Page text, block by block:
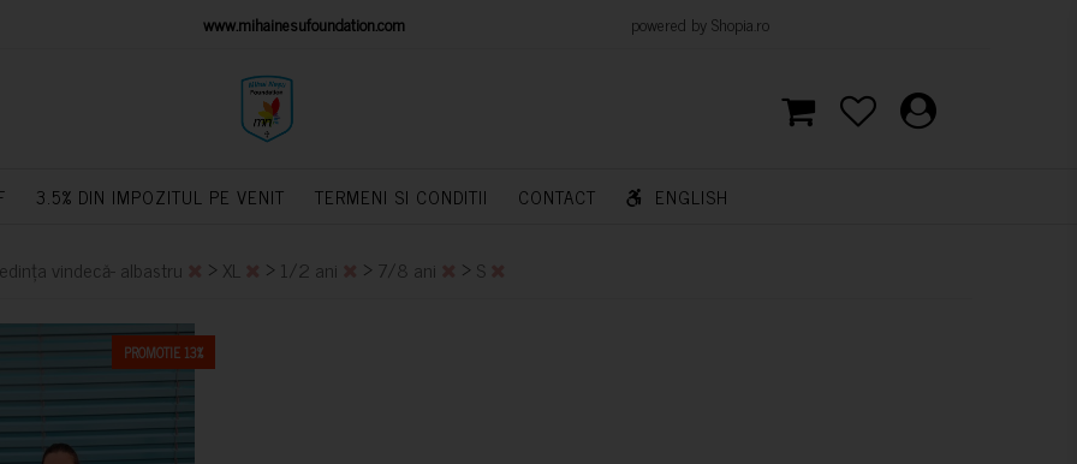
PLATFORM www.mihainesufoundation.com powered by Shopia.ro
3.5% DIN IMPOZITUL PE VENIT TERMENI SI CONDITII CONTACT ENGLISH
vindecă- albastru > XL > 1/2 ani > 7/8 ani > S
PROMOTIE 13%